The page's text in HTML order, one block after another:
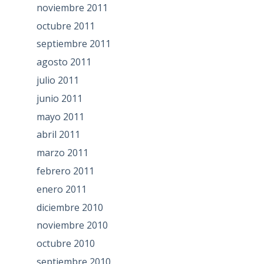
noviembre 2011
octubre 2011
septiembre 2011
agosto 2011
julio 2011
junio 2011
mayo 2011
abril 2011
marzo 2011
febrero 2011
enero 2011
diciembre 2010
noviembre 2010
octubre 2010